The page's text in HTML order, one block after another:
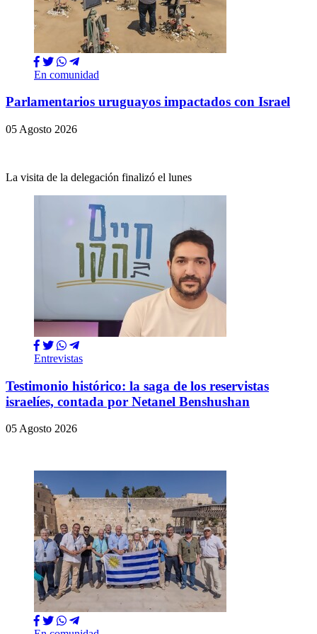
En comunidad
Parlamentarios uruguayos impactados con Israel
05 Agosto 2026
La visita de la delegación finalizó el lunes
Entrevistas
Testimonio histórico: la saga de los reservistas
israelíes, contada por Netanel Benshushan
05 Agosto 2026